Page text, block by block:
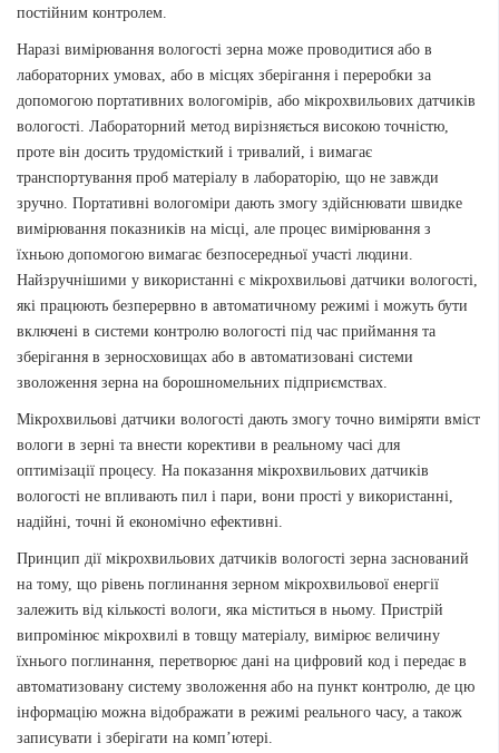
постійним контролем.
Наразі вимірювання вологості зерна може проводитися або в
лабораторних умовах, або в місцях зберігання і переробки за
допомогою портативних вологомірів, або мікрохвильових датчиків
вологості. Лабораторний метод вирізняється високою точністю,
проте він досить трудомісткий і тривалий, і вимагає
транспортування проб матеріалу в лабораторію, що не завжди
зручно. Портативні вологоміри дають змогу здійснювати швидке
вимірювання показників на місці, але процес вимірювання з
їхньою допомогою вимагає безпосередньої участі людини.
Найзручнішими у використанні є мікрохвильові датчики вологості,
які працюють безперервно в автоматичному режимі і можуть бути
включені в системи контролю вологості під час приймання та
зберігання в зерносховищах або в автоматизовані системи
зволоження зерна на борошномельних підприємствах.
Мікрохвильові датчики вологості дають змогу точно виміряти вміст
вологи в зерні та внести корективи в реальному часі для
оптимізації процесу. На показання мікрохвильових датчиків
вологості не впливають пил і пари, вони прості у використанні,
надійні, точні й економічно ефективні.
Принцип дії мікрохвильових датчиків вологості зерна заснований
на тому, що рівень поглинання зерном мікрохвильової енергії
залежить від кількості вологи, яка міститься в ньому. Пристрій
випромінює мікрохвилі в товщу матеріалу, вимірює величину
їхнього поглинання, перетворює дані на цифровий код і передає в
автоматизовану систему зволоження або на пункт контролю, де цю
інформацію можна відображати в режимі реального часу, а також
записувати і зберігати на комп’ютері.